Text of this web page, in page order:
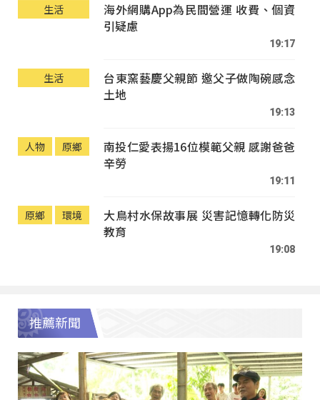
生活
海外網購App為民間營運 收費、個資
引疑慮
19:17
生活
台東窯藝慶父親節 邀父子做陶碗感念
土地
19:13
人物 原鄉
南投仁愛表揚16位模範父親 感謝爸爸
辛勞
19:11
原鄉 環境
大鳥村水保故事展 災害記憶轉化防災
教育
19:08
推薦新聞